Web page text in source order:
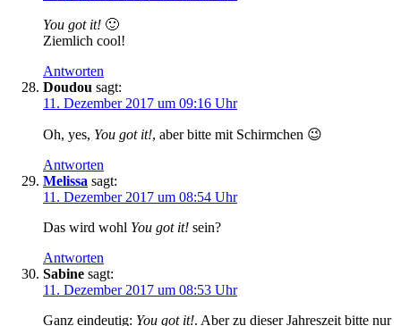
You got it! 🙂
Ziemlich cool!
Antworten
Doudou sagt:
11. Dezember 2017 um 09:16 Uhr
Oh, yes, You got it!, aber bitte mit Schirmchen 😉
Antworten
Melissa sagt:
11. Dezember 2017 um 08:54 Uhr
Das wird wohl You got it! sein?
Antworten
Sabine sagt:
11. Dezember 2017 um 08:53 Uhr
Ganz eindeutig: You got it!. Aber zu dieser Jahreszeit bitte nur